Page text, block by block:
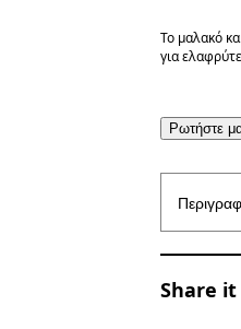
Το μαλακό
για
Ρωτήστε
Share it